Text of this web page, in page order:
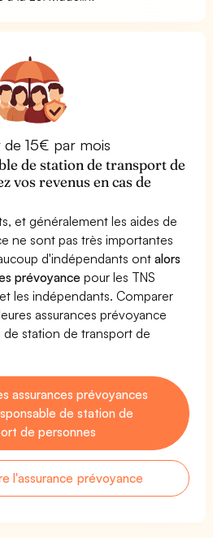
15€ par mois
de station de transport de
vos revenus en cas de
et généralement les aides de
ne sont pas très importantes
d'indépendants ontalors
prévoyance pour les TNS
les indépendants. Comparer
assurances prévoyance
de station de transport de
assurances prévoyances
de station de
de personnes
l'assurance prévoyance